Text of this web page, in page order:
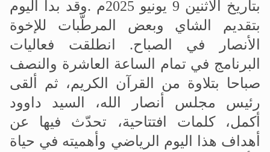
بتاريخ الاثنين 9 يونيو 2025م
.وقد بدأ اليوم
بتقديم الشاي وبعض المرطّبات للإخوة
الأنصار في الصباح.
انطلقت فعاليات
البرنامج في تمام الساعة العاشرة والنصف
صباحا بتلاوة من القرآن الكريم، ثم ألقى
رئيس مجلس أنصار الله، السيد داوود
أكمل، كلمات افتتاحية، تحدّث فيها عن
أهداف هذا اليوم الرياضي وأهميته في حياة